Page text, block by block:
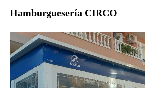
Hamburguesería CIRCO